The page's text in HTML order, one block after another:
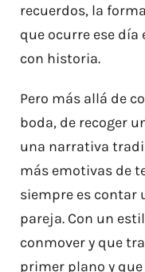
recuerdos, la
que ocurre ese día
con historia.
Pero más allá de
boda, de recoger
una narrativa
más emotivas de
siempre es contar
pareja. Con un
conmover y que
primer plano y